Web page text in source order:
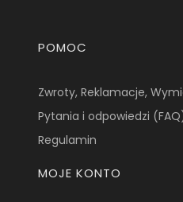
Linki w stopce
POMOC
Zwroty, Reklamacje,
Pytania i odpowiedzi
Regulamin
MOJE KONTO